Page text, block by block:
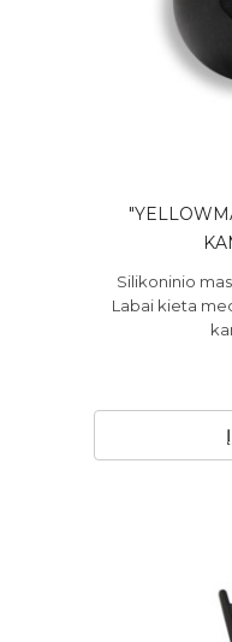
Silikoninio
Labai kieta